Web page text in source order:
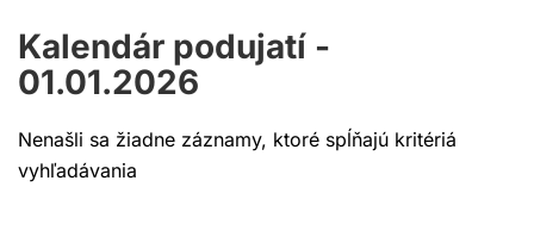
Kalendár podujatí -
01.01.2026
Nenašli sa žiadne záznamy, ktoré spĺňajú kritériá
vyhľadávania